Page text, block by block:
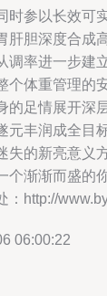
时参以长效可
肝胆深度合成
调率进一步建
个体重管理的
的足情展开深
元丰润成全目
失的新亮意义
个渐渐而盛的
：http://
06:00:22